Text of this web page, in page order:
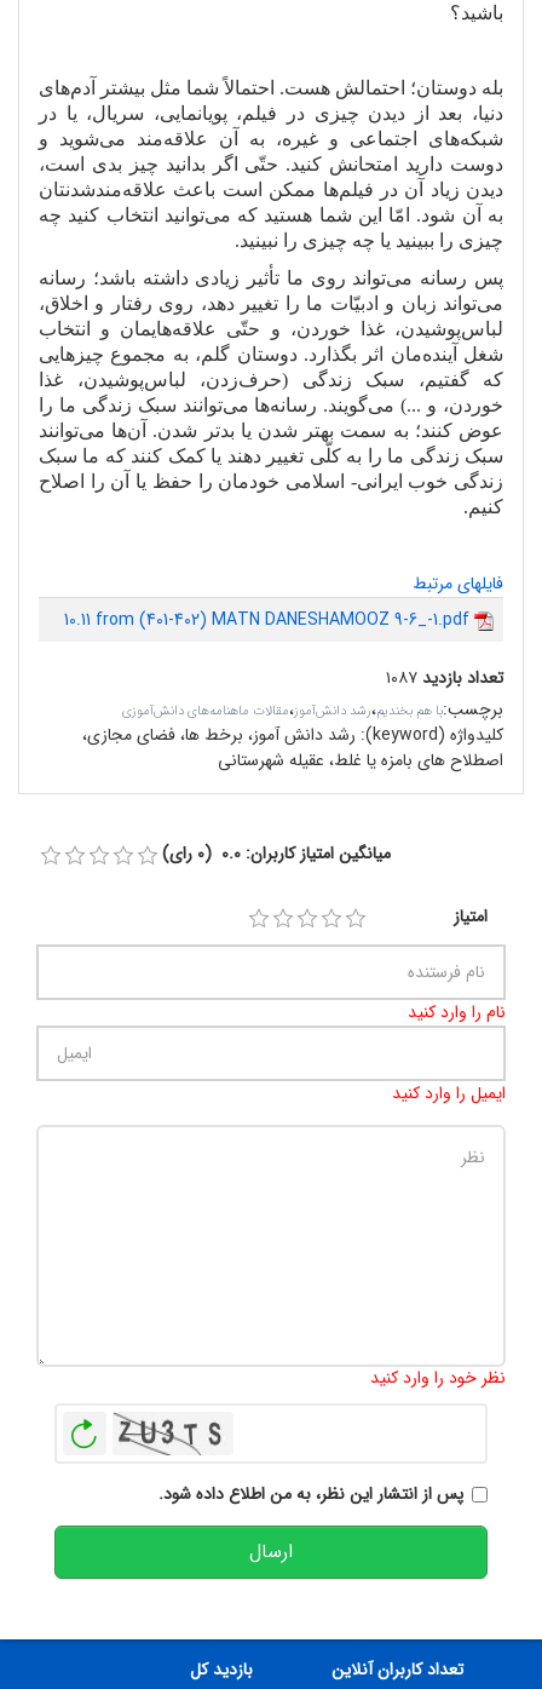
باشید؟
بله دوستان؛ احتمالش هست. احتمالاً شما مثل بیشتر آدمهای
دنیا، بعد از دیدن چیزی در فیلم، پویانمایی، سریال، یا در
شبکههای اجتماعی و غیره، به آن علاقهمند میشوید و
دوست دارید امتحانش کنید. حتّی اگر بدانید چیز بدی است،
دیدن زیاد آن در فیلمها ممکن است باعث علاقهمندشدنتان
به آن شود. امّا این شما هستید که میتوانید انتخاب کنید چه
چیزی را ببینید یا چه چیزی را نبینید.
پس رسانه میتواند روی ما تأثیر زیادی داشته باشد؛ رسانه
میتواند زبان و ادبیّات ما را تغییر دهد، روی رفتار و اخلاق،
لباسپوشیدن، غذا خوردن، و حتّی علاقههایمان و انتخاب
شغل آیندهمان اثر بگذارد. دوستان گلم، به مجموع چیزهایی
که گفتیم، سبک زندگی (حرفزدن، لباسپوشیدن، غذا
خوردن، و ...) میگویند. رسانهها میتوانند سبک زندگی ما را
عوض کنند؛ به سمت بهتر شدن یا بدتر شدن. آنها میتوانند
سبک زندگی ما را به کلّی تغییر دهند یا کمک کنند که ما سبک
زندگی خوب ایرانی- اسلامی خودمان را حفظ یا آن را اصلاح
کنیم.
فایلهای مرتبط
10.11 from (401-402) MATN DANESHAMOOZ 9-6_-1.pdf
تعداد بازدید۱۰۸۷
برچسب:با هم بخندیم،رشد دانش‌آموز،مقالات ماهنامه‌های دانش‌آموزی
کلیدواژه (keyword):
رشد دانش آموز، برخط ها، فضای مجازی،
اصطلاح های بامزه یا غلط،‌ عقیله شهرستانی
میانگین امتیاز کاربران: 0.0 (0 رای)
امتیاز
نام را وارد کنید
ایمیل را وارد کنید
نظر خود را وارد کنید
پس از انتشار این نظر، به من اطلاع داده شود.
ارسال
تعداد کاربران آنلاین بازدید کل